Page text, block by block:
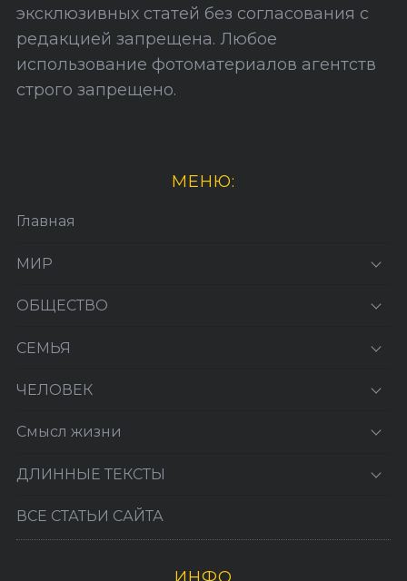
эксклюзивных статей без согласования с
редакцией запрещена. Любое
использование фотоматериалов агентств
строго запрещено.
МЕНЮ:
Главная
МИР
ОБЩЕСТВО
СЕМЬЯ
ЧЕЛОВЕК
Смысл жизни
ДЛИННЫЕ ТЕКСТЫ
ВСЕ СТАТЬИ САЙТА